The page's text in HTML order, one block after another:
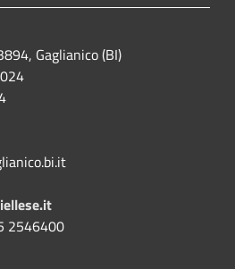
Gaglianico (BI)
2546400